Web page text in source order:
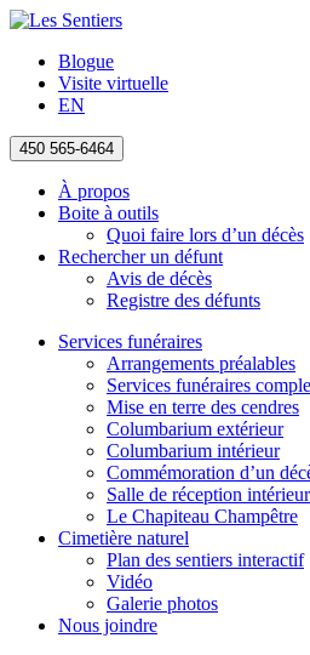
Blogue
Visite virtuelle
EN
450 565-6464
À propos
Boite à outils
Quoi faire lors d’un décès
Rechercher un défunt
Avis de décès
Registre des défunts
Services funéraires
Arrangements préalables
Services funéraires
Mise en terre des cendres
Columbarium extérieur
Columbarium intérieur
Commémoration d’un
Salle de réception
Le Chapiteau Champêtre
Cimetière naturel
Plan des sentiers interactif
Vidéo
Galerie photos
Nous joindre